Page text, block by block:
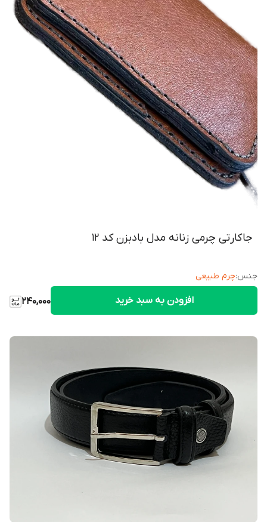
جاکارتی چرمی زنانه مدل بادبزن کد ۱۲
جنس:چرم طبیعی
240,000 افزودن به سبد خرید